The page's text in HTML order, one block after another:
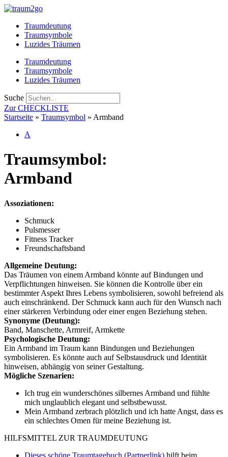
Zum
springenTraumdeutung
Traumsymbole
Luzides Träumen
Traumdeutung
Traumsymbole
Luzides Träumen
Suche
Zur CHECKLISTE
Startseite » Traumsymbol » Armband
A
Traumsymbol:
Armband
Assoziationen:
Schmuck
Pulsmesser
Fitness Tracker
Freundschaftsband
Allgemeine Deutung:
Das Träumen von einem Armband könnte auf Bindungen und
Verpflichtungen hinweisen. Sie können die Kontrolle über ein
bestimmter Aspekt Ihres Lebens symbolisieren, sowohl befreiend als
auch einschränkend. Der Schmuck kann auch für den Wunsch nach
einer stärkeren Verbindung oder einer engen Beziehung stehen.
Synonyme (Deutung):
Band, Manschette, Armreif, Armkette
Psychologische Deutung:
Ein Armband im Traum kann Bindungen und Beziehungen
symbolisieren. Es könnte auch auf Selbstausdruck und Identität
hinweisen, abhängig von seiner Gestaltung.
Mögliche Szenarien:
Ich trug ein wunderschönes silbernes Armband und fühlte
mich unglaublich elegant und selbstbewusst.
Mein Armband zerbrach plötzlich und ich hatte Angst, dass es
ein schlechtes Omen für meine Beziehung ist.
HILFSMITTEL ZUR TRAUMDEUTUNG
Dieses schöne Traumtagebuch (Partnerlink) hilft beim